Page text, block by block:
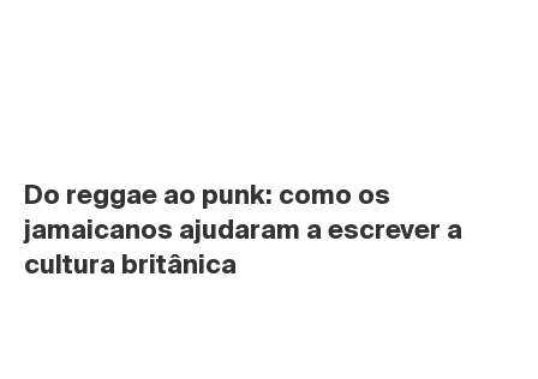
Do reggae ao punk: como os
jamaicanos ajudaram a escrever a
cultura britânica